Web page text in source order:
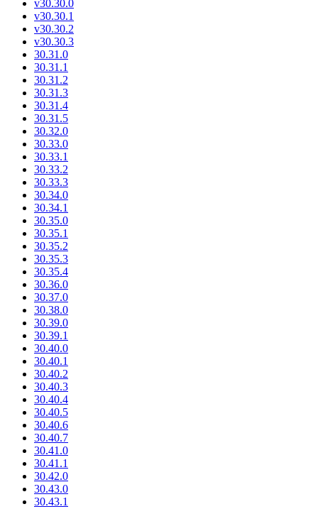
v30.30.0
v30.30.1
v30.30.2
v30.30.3
30.31.0
30.31.1
30.31.2
30.31.3
30.31.4
30.31.5
30.32.0
30.33.0
30.33.1
30.33.2
30.33.3
30.34.0
30.34.1
30.35.0
30.35.1
30.35.2
30.35.3
30.35.4
30.36.0
30.37.0
30.38.0
30.39.0
30.39.1
30.40.0
30.40.1
30.40.2
30.40.3
30.40.4
30.40.5
30.40.6
30.40.7
30.41.0
30.41.1
30.42.0
30.43.0
30.43.1